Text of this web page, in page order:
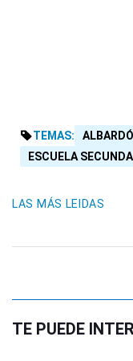
TEMAS:
ESCUELA
LAS MÁS LEIDAS
TE PUEDE